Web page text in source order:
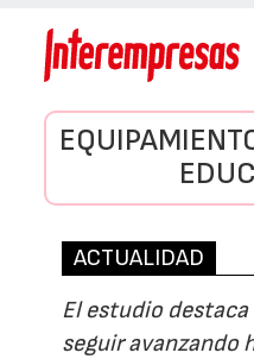
ACTUALIDAD
El estudio
seguir avanzando